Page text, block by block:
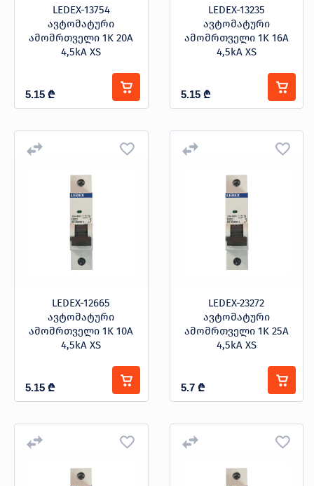
50
-
ბრენდი
კატეგორიები
ავტომატური ამომრთველი
LEDEX-13754
ავტომატური
ამომრთველი 1K 20A
4,5kA XS
5.15 ₾
LEDEX-13235
ავტომატური
ამომრთველი 1K 16A
4,5kA XS
5.15 ₾
LEDEX-12665
ავტომატური
ამომრთველი 1K 10A
4,5kA XS
5.15 ₾
LEDEX-23272
ავტომატური
ამომრთველი 1K 25A
4,5kA XS
5.7 ₾
ქსელები